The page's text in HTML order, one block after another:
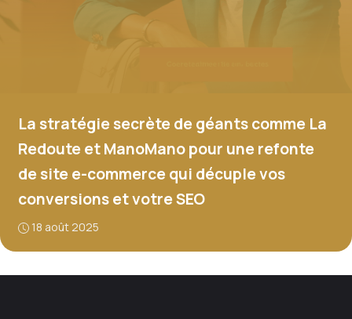
La stratégie secrète de géants comme La
Redoute et ManoMano pour une refonte
de site e-commerce qui décuple vos
conversions et votre SEO
18 août 2025